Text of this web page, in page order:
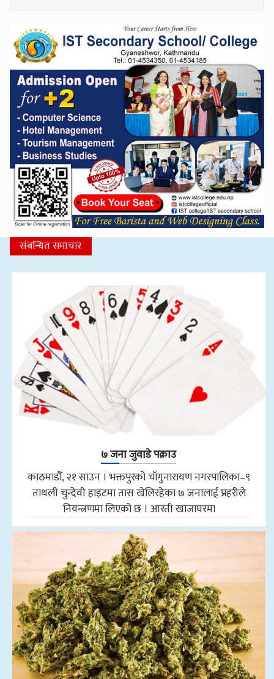
संबन्धित समाचार
७ जना जुवाडे पक्राउ
काठमाडौँ, २१ साउन । भक्तपुरको चाँगुनारायण नगरपालिका–९
ताथली चुन्देवी हाइटमा तास खेलिरहेका ७ जनालाई प्रहरीले
नियन्त्रणमा लिएको छ । आरती खाजाघरमा